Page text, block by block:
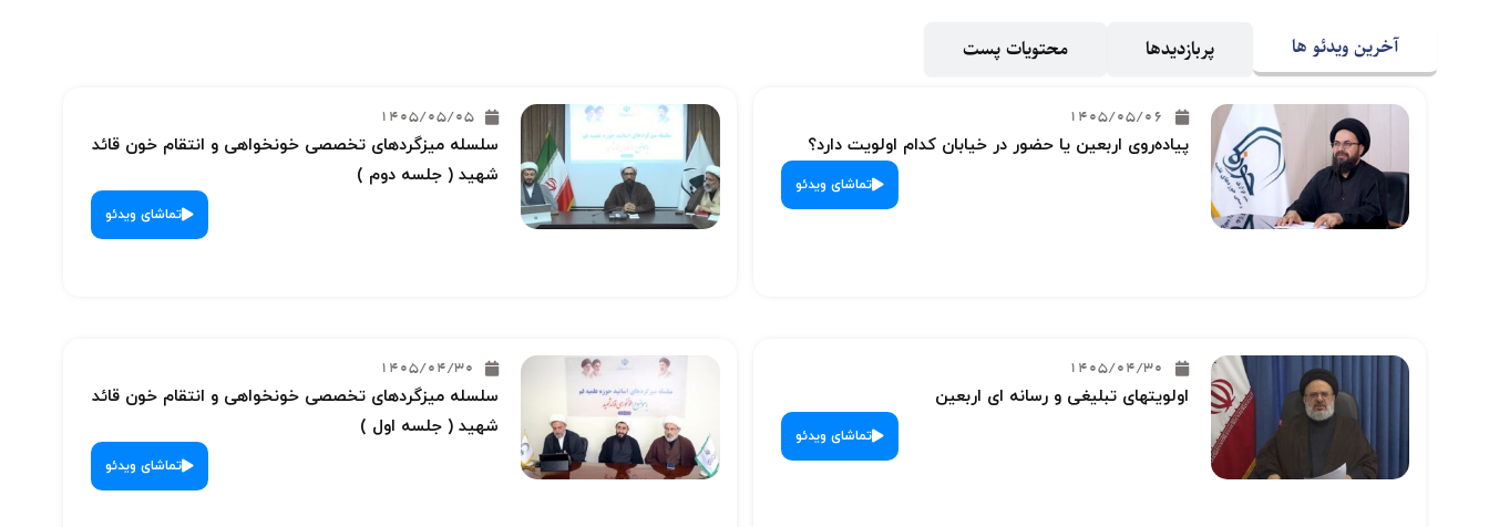
آخرین ویدئو ها پربازدیدها محتویات پست
1405/05/06
پیاده‌روی اربعین یا حضور در خیابان کدام اولویت دارد؟
تماشای ویدئو
1405/05/05
سلسله میزگردهای تخصصی خونخواهی و انتقام خون قائد
شهید ( جلسه دوم )
تماشای ویدئو
1405/04/30
اولویتهای تبلیغی و رسانه ای اربعین
تماشای ویدئو
1405/04/30
سلسله میزگردهای تخصصی خونخواهی و انتقام خون قائد
شهید ( جلسه اول )
تماشای ویدئو